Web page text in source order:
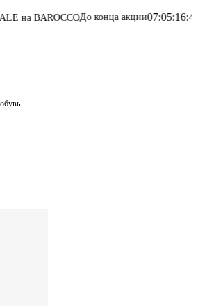
До конца акции07:05:16:49 Перейти в